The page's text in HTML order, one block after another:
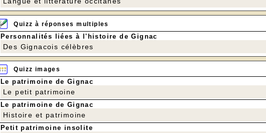
Quizz à réponses multiples
Personnalités liées à l'histoire de Gignac
Des Gignacois célèbres
Quizz images
Le patrimoine de Gignac
Le petit patrimoine
Le patrimoine de Gignac
Histoire et patrimoine
Petit patrimoine insolite